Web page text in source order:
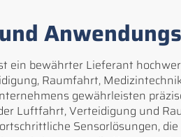
ein bewährter Lieferant
Raumfahrt,
gewährleisten
Luftfahrt, Verteidigung und
Sensorlösungen,